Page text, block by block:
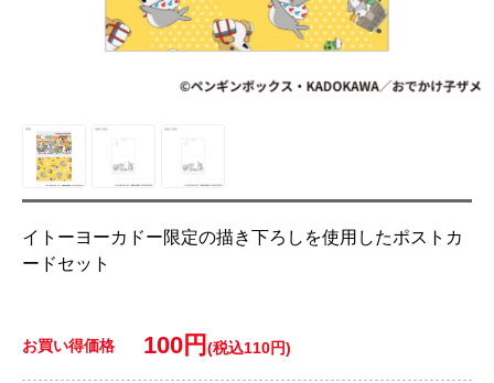
イトーヨーカドー限定の描き下ろしを使用したポストカ
ードセット
お買い得価格 100円 (税込110円)